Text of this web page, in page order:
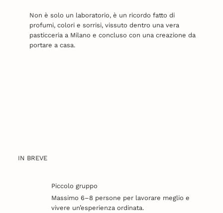
Non è solo un laboratorio, è un ricordo fatto di
profumi, colori e sorrisi, vissuto dentro una vera
pasticceria a Milano e concluso con una creazione da
portare a casa.
IN BREVE
Piccolo gruppo
Massimo 6–8 persone per lavorare meglio e
vivere un’esperienza ordinata.